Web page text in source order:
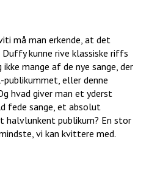
må man erkende, at det
kunne rive klassiske riffs
mange af de nye sange, der
eller denne
hvad giver man et yderst
fede sange, et absolut
halvlunkent publikum? En stor
vi kan kvittere med.